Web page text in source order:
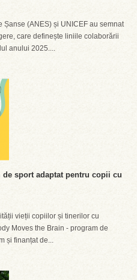
(ANES) și UNICEF au semnat
care definește liniile colaborării
anului 2025....
sport adaptat pentru copii cu
vieții copiilor și tinerilor cu
Moves the Brain - program de
și finanțat de...